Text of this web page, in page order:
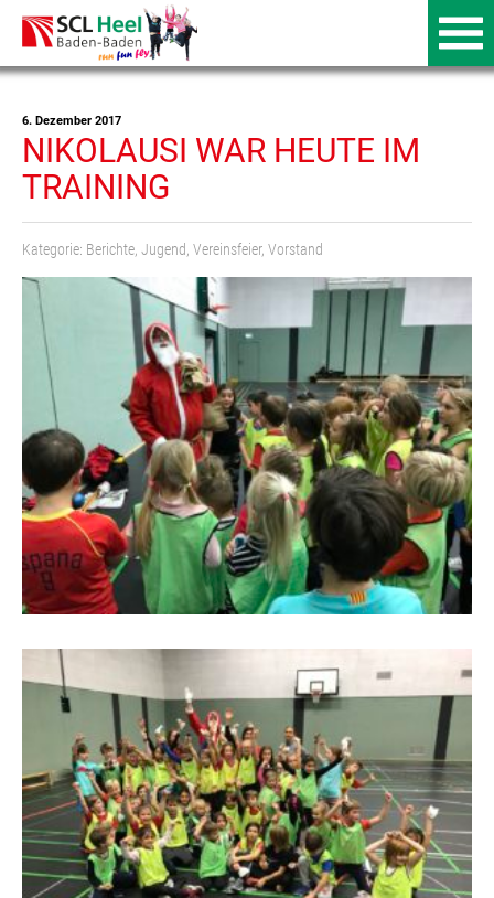
6. Dezember 2017
NIKOLAUSI WAR HEUTE IM
TRAINING
Kategorie: Berichte, Jugend, Vereinsfeier, Vorstand